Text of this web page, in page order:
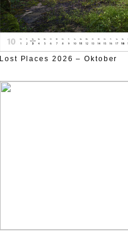
Lost Places 2026 – Oktober